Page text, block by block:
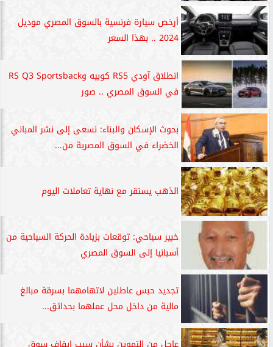
أرخص سيارة فرنسية بالسوق المصري موديل
2024 .. بهذا السعر
انطلاق آودي RS5 كوبيه وRS Q3 Sportsback
في السوق المصري .. صور
بحوث الإسكان والبناء: نسعى إلى نشر المباني
الخضراء في السوق المصرية من...
الذهب يستقر مع نهاية تعاملات اليوم
خبير سياحي: توقعات بزيادة الحركة السياحية من
أسبانيا إلى السوق المصري
تجديد حبس عاطلين لاتهامهما بسرقة مبالغ
مالية من داخل محل عملهما بحدائق...